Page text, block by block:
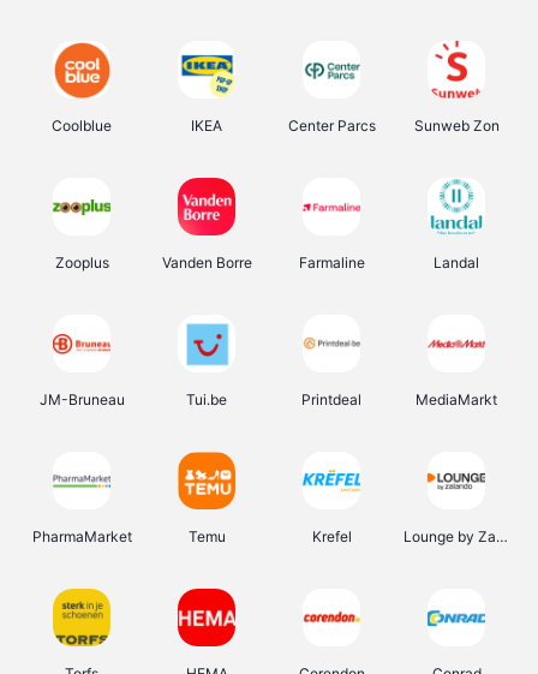
Coolblue IKEA Center Parcs Sunweb Zon
Zooplus Vanden Borre Farmaline Landal
JM-Bruneau Tui.be Printdeal MediaMarkt
PharmaMarket Temu Krefel Lounge by Zalando